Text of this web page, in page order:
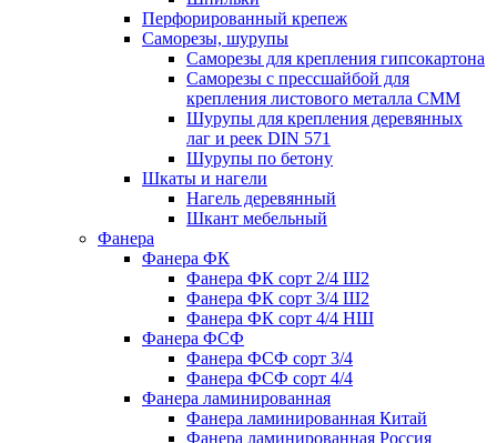
Перфорированный крепеж
Саморезы, шурупы
Саморезы для крепления гипсокартона
Саморезы с прессшайбой для
крепления листового металла СММ
Шурупы для крепления деревянных
лаг и реек DIN 571
Шурупы по бетону
Шкаты и нагели
Нагель деревянный
Шкант мебельный
Фанера
Фанера ФК
Фанера ФК сорт 2/4 Ш2
Фанера ФК сорт 3/4 Ш2
Фанера ФК сорт 4/4 НШ
Фанера ФСФ
Фанера ФСФ сорт 3/4
Фанера ФСФ сорт 4/4
Фанера ламинированная
Фанера ламинированная Китай
Фанера ламинированная Россия